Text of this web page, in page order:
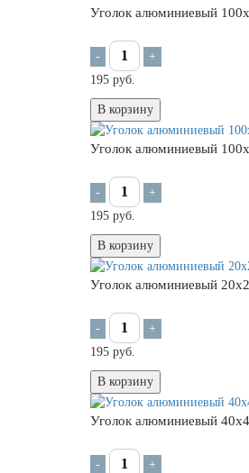
Уголок алюминиевый
-
+
195 руб.
В корзину
Уголок алюминиевый
-
+
195 руб.
В корзину
Уголок алюминиевый
-
+
195 руб.
В корзину
Уголок алюминиевый
-
+